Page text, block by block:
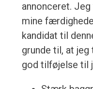
annonceret.
mine
kandidat til
grunde til, at
god tilføjelse til